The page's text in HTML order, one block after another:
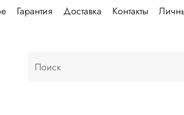
Гарантия Доставка Контакты